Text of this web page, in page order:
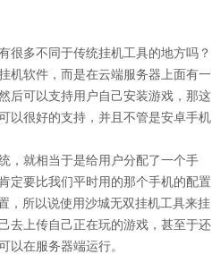
很多不同于传统挂机工具的地方吗？
机软件，而是在云端服务器上面有一
后可以支持用户自己安装游戏，那这
以很好的支持，并且不管是安卓手机
，就相当于是给用户分配了一个手
定要比我们平时用的那个手机的配置
，所以说使用沙城无双挂机工具来挂
去上传自己正在玩的游戏，甚至于还
以在服务器端运行。